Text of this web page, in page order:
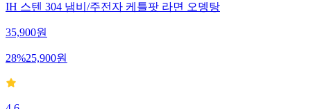
IH 스텐 304 냄비/주전자 케틀팟 라면 오뎅탕
35,900원
28%25,900원